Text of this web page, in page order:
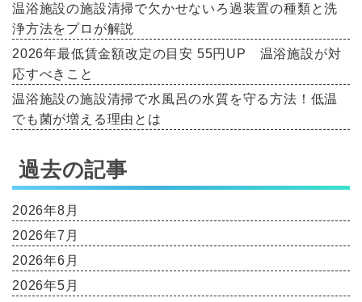
温浴施設の施設清掃で欠かせないろ過装置の種類と洗
浄方法をプロが解説
2026年最低賃金額改定の目安 55円UP 温浴施設が対
応すべきこと
温浴施設の施設清掃で水風呂の水質を守る方法！低温
でも菌が増える理由とは
過去の記事
2026年8月
2026年7月
2026年6月
2026年5月